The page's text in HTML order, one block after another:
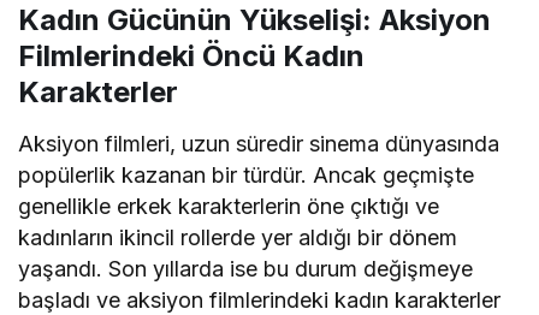
Kadın Gücünün Yükselişi: Aksiyon
Filmlerindeki Öncü Kadın
Karakterler
Aksiyon filmleri, uzun süredir sinema dünyasında
popülerlik kazanan bir türdür. Ancak geçmişte
genellikle erkek karakterlerin öne çıktığı ve
kadınların ikincil rollerde yer aldığı bir dönem
yaşandı. Son yıllarda ise bu durum değişmeye
başladı ve aksiyon filmlerindeki kadın karakterler